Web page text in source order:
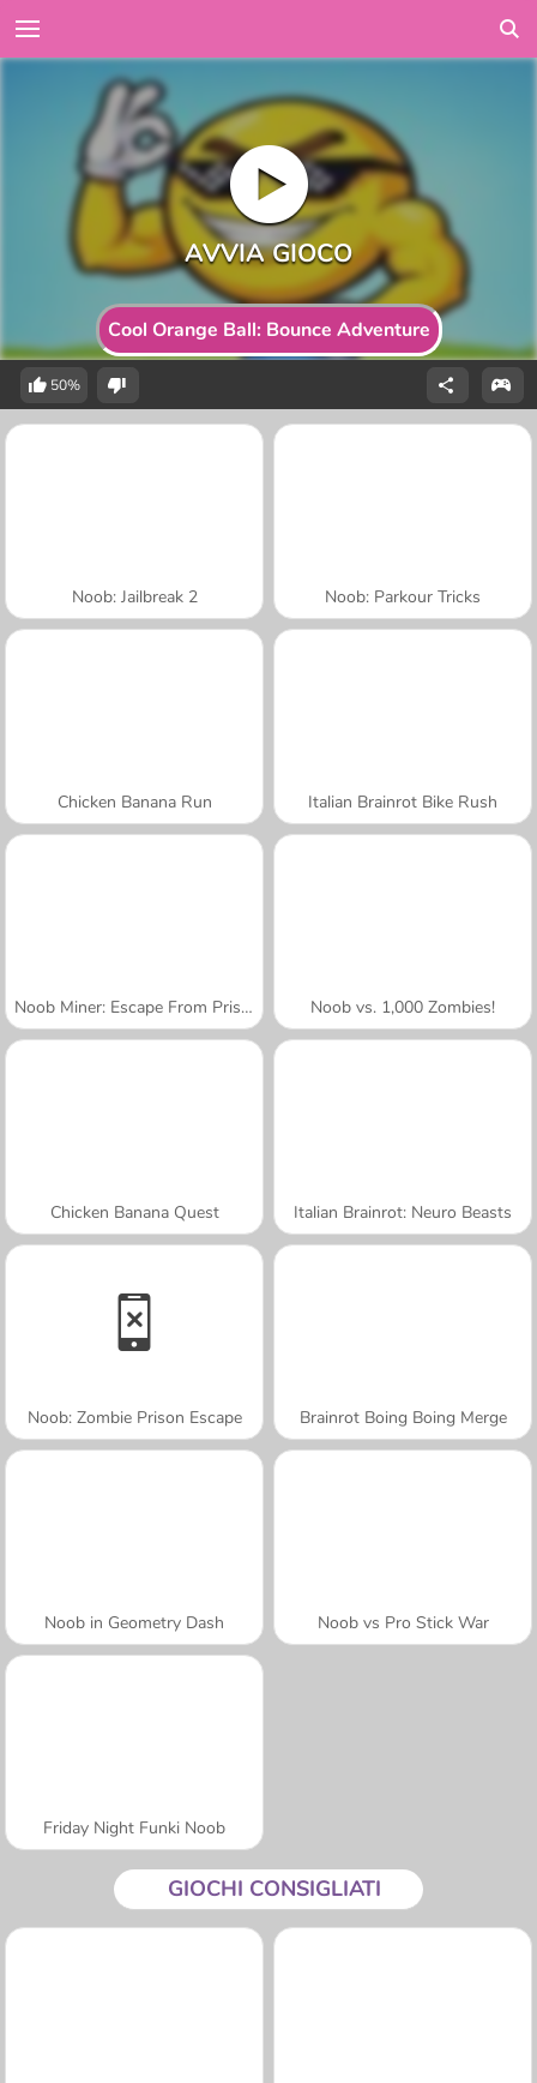
Cool Orange Ball: Bounce Adventure
50%
Noob: Jailbreak 2 Noob: Parkour Tricks
Chicken Banana Run Italian Brainrot Bike Rush
Noob Miner: Escape From Prison Noob vs. 1,000 Zombies!
Chicken Banana Quest Italian Brainrot: Neuro Beasts
Noob: Zombie Prison Escape Brainrot Boing Boing Merge
Noob in Geometry Dash Noob vs Pro Stick War
Friday Night Funki Noob
GIOCHI CONSIGLIATI